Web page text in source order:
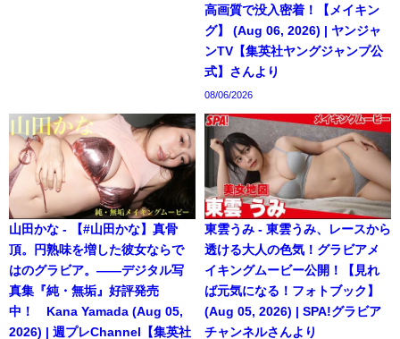
高画質で没入密着！【メイキン
グ】 (Aug 06, 2026) | ヤンジャ
ンTV【集英社ヤングジャンプ公
式】さんより
08/06/2026
山田かな - 【#山田かな】真骨
頂。円熟味を増した彼女ならで
はのグラビア。――デジタル写
真集『純・無垢』好評発売
中！ Kana Yamada (Aug 05,
2026) | 週プレChannel【集英社
東雲うみ - 東雲うみ、レースから
透ける大人の色気！グラビアメ
イキングムービー公開！【見れ
ば元気になる！フォトブック】
(Aug 05, 2026) | SPA!グラビア
チャンネルさんより